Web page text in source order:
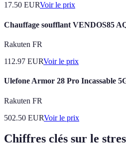
17.50 EURVoir le prix
Chauffage soufflant VENDOS85
Rakuten FR
112.97 EURVoir le prix
Ulefone Armor 28 Pro Incassable
Rakuten FR
502.50 EURVoir le prix
Chiffres clés sur le